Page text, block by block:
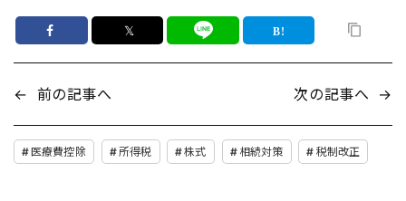
𝕏
← 前の記事へ 次の記事へ →
医療費控除 所得税 株式 相続対策 税制改正